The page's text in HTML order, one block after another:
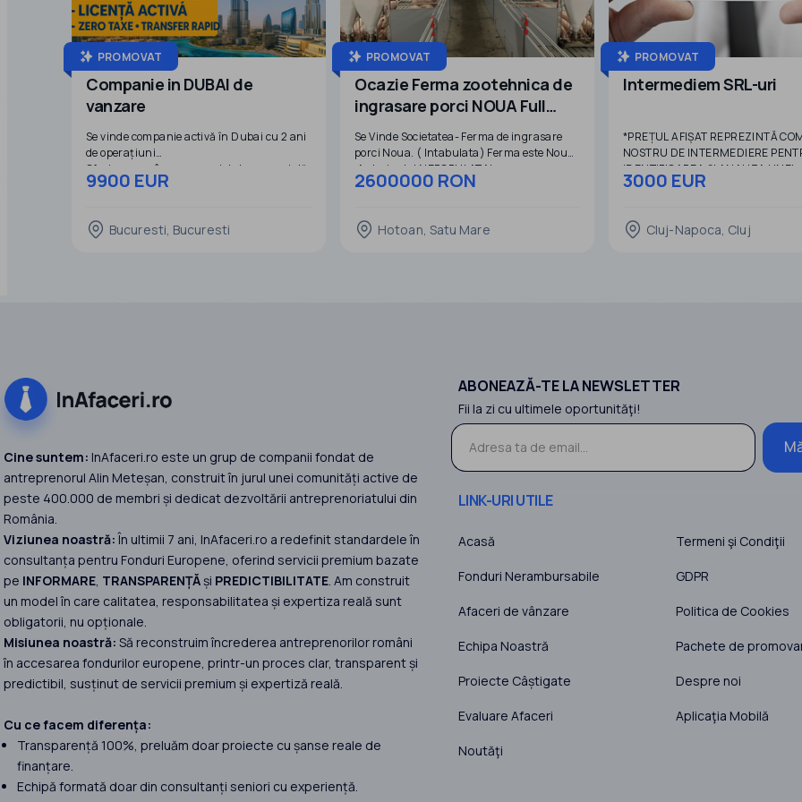
PROMOVAT
Companie in DUBAI de
vanzare
Se vinde companie activă în Dubai cu 2 ani
de operațiuni
Oferim spre vânzare o societate comercială
complet funcțională, înregistrată în Dubai,
activitate de 2 ani.
Avantaje cheie:
9900 EUR
Bucuresti, Bucuresti
PROMOVAT
Ocazie Ferma zootehnica de
ingrasare porci NOUA Full
dotata
Se Vinde Societatea- Ferma de ingrasare
porci Noua. ( Intabulata) Ferma este Noua
,Autorizata! NEPOPULATA!
2600000 RON
Hotoan, Satu Mare
PROMOVAT
Intermediem SRL-uri
*PREȚUL AFIȘAT REPREZINTĂ
NOSTRU DE INTERMEDIERE
IDENTIFICAREA ȘI ANALIZA UNEI
SOCIETĂȚI DISPONIBILE PENTRU
Identificăm, analizăm și negociem
3000 EUR
Cluj-Napoca, Cluj
Cine suntem: InAfaceri.ro este un grup de companii fondat de
antreprenorul Alin Meteșan, construit în jurul unei comunități active de
peste 400.000 de membri și dedicat dezvoltării antreprenoriatului din
România.
Viziunea noastră:În ultimii 7 ani, InAfaceri.ro a redefinit standardele în
consultanța pentru Fonduri Europene, oferind servicii premium bazate
pe INFORMARE, TRANSPARENȚĂși PREDICTIBILITATE. Am construit
un model în care calitatea, responsabilitatea și expertiza reală sunt
obligatorii, nu opționale.
Misiunea noastră: Să reconstruim încrederea antreprenorilor români
în accesarea fondurilor europene, printr-un proces clar, transparent și
predictibil, susținut de servicii premium și expertiză reală.
Cu ce facem diferența:
Transparență 100%, preluăm doar proiecte cu șanse reale de
finanțare.
Echipă formată doar din consultanți seniori cu experiență.
ABONEAZĂ-TE LA NEWSLETTER
Fii la zi cu ultimele oportunităţi!
LINK-URI UTILE
Acasă
Fonduri Nerambursabile
Afaceri de vânzare
Echipa Noastră
Proiecte Câștigate
Evaluare Afaceri
Noutăţi
Termeni şi Condiţii
GDPR
Politica de Cookies
Pachete de
Despre noi
Aplicaţia Mobilă